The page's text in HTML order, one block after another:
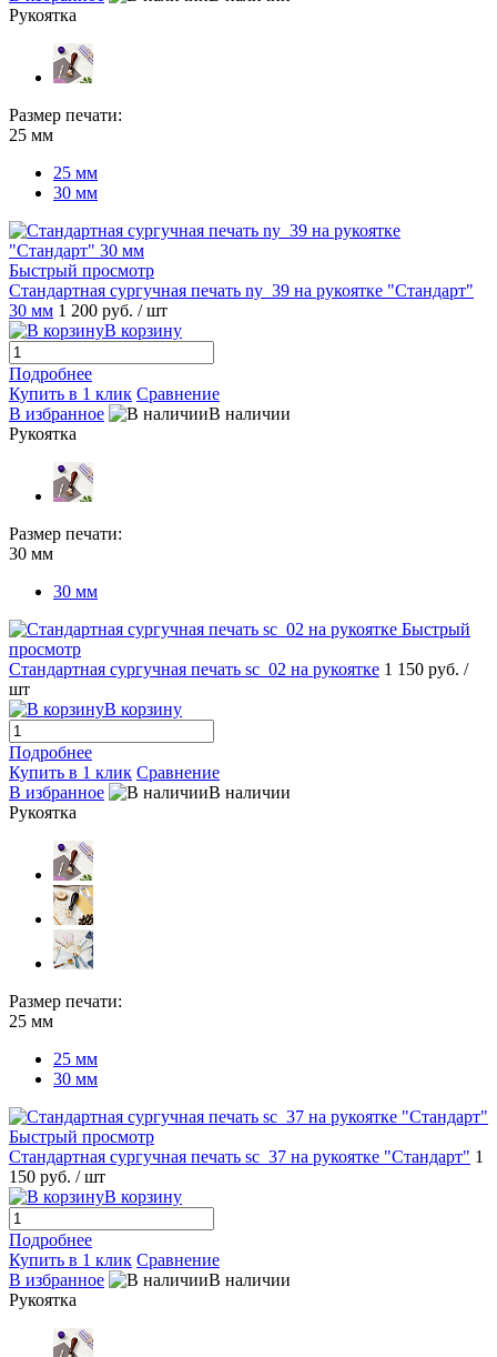
Рукоятка
Размер печати:
25 мм
25 мм
30 мм
Быстрый просмотр
Стандартная сургучная печать ny_39 на рукоятке "Стандарт"
30 мм 1 200 руб. / шт
В корзину
Подробнее
Купить в 1 клик Сравнение
В избранное
В наличии
Рукоятка
Размер печати:
30 мм
30 мм
Быстрый
просмотр
Стандартная сургучная печать sc_02 на рукоятке 1 150 руб. /
шт
В корзину
Подробнее
Купить в 1 клик Сравнение
В избранное
В наличии
Рукоятка
Размер печати:
25 мм
25 мм
30 мм
Быстрый просмотр
Стандартная сургучная печать sc_37 на рукоятке "Стандарт" 1
150 руб. / шт
В корзину
Подробнее
Купить в 1 клик Сравнение
В избранное
В наличии
Рукоятка